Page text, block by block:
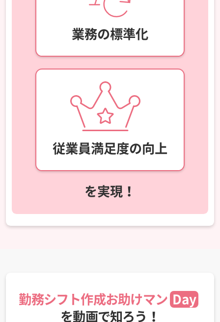
業務の標準化
従業員満足度の向上
を実現！
勤務シフト作成お助けマン Day
を動画で知ろう！